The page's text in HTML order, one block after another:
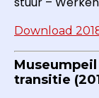
Download
Museumpeil
transitie